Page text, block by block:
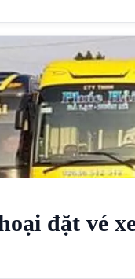
đặt vé